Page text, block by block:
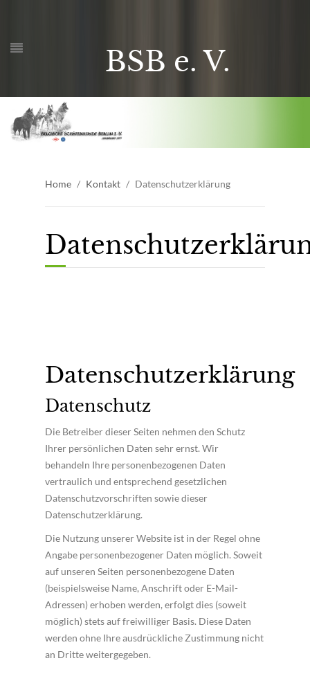
BSB e. V.
Home Kontakt Datenschutzerklärung
Datenschutzerklärung
Datenschutz
Die Betreiber dieser Seiten nehmen den Schutz
Ihrer persönlichen Daten sehr ernst. Wir
behandeln Ihre personenbezogenen Daten
vertraulich und entsprechend gesetzlichen
Datenschutzvorschriften sowie dieser
Datenschutzerklärung.
Die Nutzung unserer Website ist in der Regel ohne
Angabe personenbezogener Daten möglich. Soweit
auf unseren Seiten personenbezogene Daten
(beispielsweise Name, Anschrift oder E-Mail-
Adressen) erhoben werden, erfolgt dies (soweit
möglich) stets auf freiwilliger Basis. Diese Daten
werden ohne Ihre ausdrückliche Zustimmung nicht
an Dritte weitergegeben.